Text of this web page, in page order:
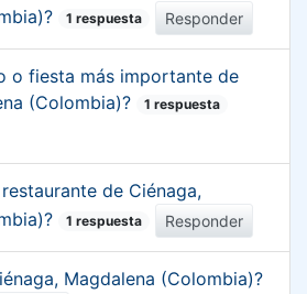
1 respuesta Responder
o fiesta más importante de
(Colombia)?
1 respuesta
de Ciénaga,
1 respuesta Responder
Magdalena (Colombia)?